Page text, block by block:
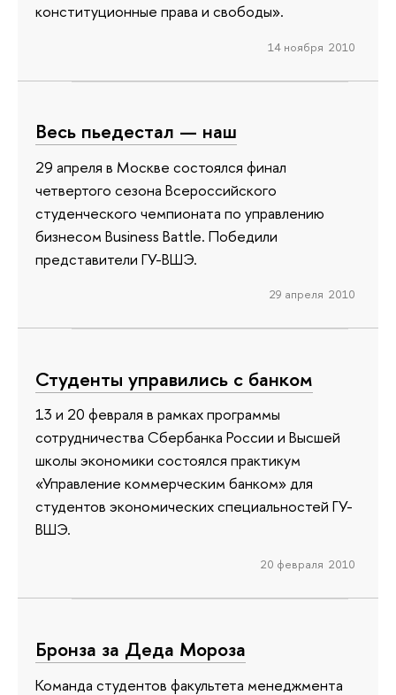
конституционные права и свободы».
14 ноября 2010
Весь пьедестал — наш
29 апреля в Москве состоялся финал
четвертого сезона Всероссийского
студенческого чемпионата по управлению
бизнесом Business Battle. Победили
представители ГУ-ВШЭ.
29 апреля 2010
Студенты управились с банком
13 и 20 февраля в рамках программы
сотрудничества Сбербанка России и Высшей
школы экономики состоялся практикум
«Управление коммерческим банком» для
студентов экономических специальностей ГУ-
ВШЭ.
20 февраля 2010
Бронза за Деда Мороза
Команда студентов факультета менеджмента